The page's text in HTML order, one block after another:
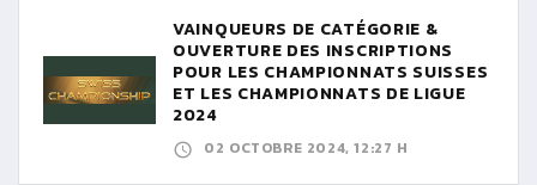
VAINQUEURS DE CATÉGORIE &
OUVERTURE DES INSCRIPTIONS
POUR LES CHAMPIONNATS SUISSES
ET LES CHAMPIONNATS DE LIGUE
2024
02 OCTOBRE 2024, 12:27 H